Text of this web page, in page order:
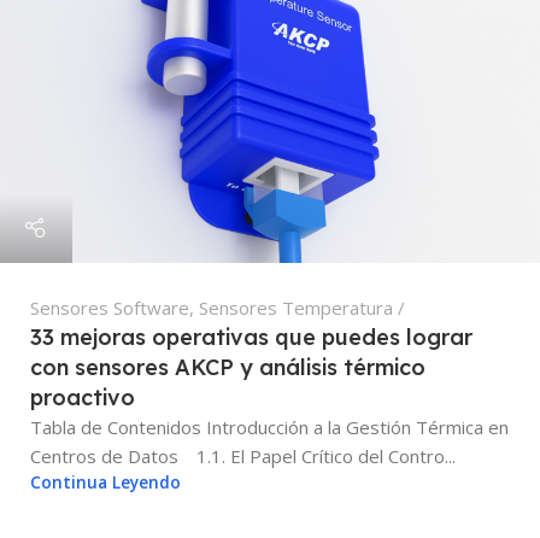
Sensores Software, Sensores Temperatura
33 mejoras operativas que puedes lograr
con sensores AKCP y análisis térmico
proactivo
Tabla de Contenidos Introducción a la Gestión Térmica en
Centros de Datos 1.1. El Papel Crítico del Contro...
Continua Leyendo